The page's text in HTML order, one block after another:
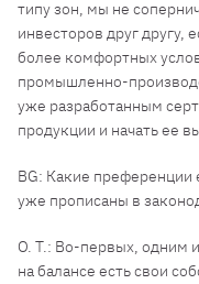
типу зон, мы не
инвесторов друг другу,
более комфортных
промышленно-
уже разработанным
продукции и начать ее
BG: Какие преференции
уже прописаны в
О. Т.: Во-первых, одним
на балансе есть свои